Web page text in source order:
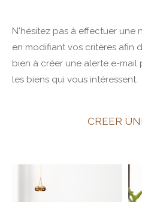
N'hésitez pas à effectuer une
en modifiant vos critères afin
bien à créer une alerte e-
les biens qui vous intéressent.
CREER